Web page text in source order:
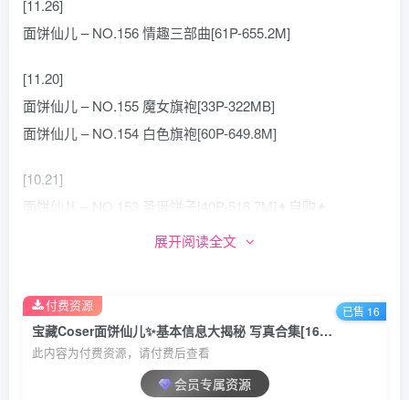
[11.26]
面饼仙儿 – NO.156 情趣三部曲[61P-655.2M]
[11.20]
面饼仙儿 – NO.155 魔女旗袍[33P-322MB]
面饼仙儿 – NO.154 白色旗袍[60P-649.8M]
[10.21]
面饼仙儿 – NO.153 圣诞饼子[40P-516.7M]✦自购✦
[10.14]
面饼仙儿 – NO.151 吊带私房[40P-428.7M]✦自购✦
展开阅读全文
宝藏Coser面饼仙儿✨基本信息大揭秘 写真合集[160套][持续更新]
此内容为付费资源，请付费后查看
会员专属资源
付费资源 已售 16